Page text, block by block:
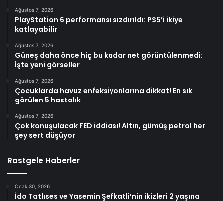
Ağustos 7, 2026
PlayStation 6 performansı sızdırıldı: PS5’i ikiye
katlayabilir
Ağustos 7, 2026
Güneş daha önce hiç bu kadar net görüntülenmedi:
İşte yeni görseller
Ağustos 7, 2026
Çocuklarda havuz enfeksiyonlarına dikkat! En sık
görülen 5 hastalık
Ağustos 7, 2026
Çok konuşulacak FED iddiası! Altın, gümüş petrol her
şey sert düşüyor
Rastgele Haberler
Ocak 30, 2026
İdo Tatlıses ve Yasemin Şefkatli’nin ikizleri 2 yaşına